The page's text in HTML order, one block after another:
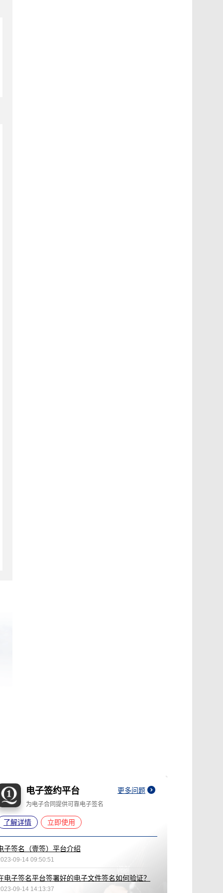
电子签约平台 更多问题
为电子合同提供可靠电子签名
了解详情 立即使用
子签名（壹签）平台介绍
09-14 09:50:51
电子签名平台签署好的电子文件签名如何验证？
09-14 14:13:37